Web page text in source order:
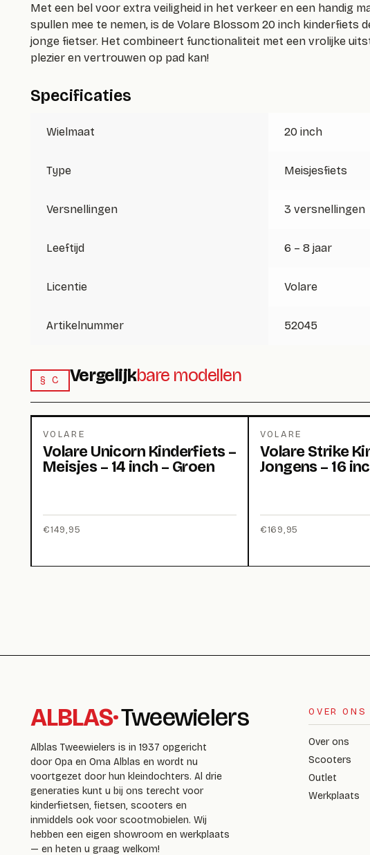
Met een bel voor extra veiligheid in het verkeer en een handig
spullen mee te nemen, is de Volare Blossom 20 inch kinderfiets
jonge fietser. Het combineert functionaliteit met een vrolijke
plezier en vertrouwen op pad kan!
Specificaties
Wielmaat 20 inch
Type Meisjesfiets
Versnellingen 3 versnellingen
Leeftijd 6 – 8 jaar
Licentie Volare
Artikelnummer 52045
§ C Vergelijkbare modellen
VOLARE
Volare Unicorn Kinderfiets –
Meisjes – 14 inch – Groen
€149,95
VOLARE
Volare Strike
Jongens – 16
€169,95
ALBLAS·Tweewielers
Alblas Tweewielers is in 1937 opgericht
door Opa en Oma Alblas en wordt nu
voortgezet door hun kleindochters. Al drie
generaties kunt u bij ons terecht voor
kinderfietsen, fietsen, scooters en
inmiddels ook voor scootmobielen. Wij
hebben een eigen showroom en werkplaats
— en heten u graag welkom!
OVER ONS
Over ons
Scooters
Outlet
Werkplaats